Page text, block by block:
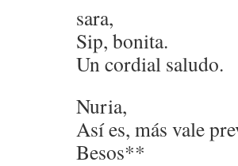
sara,
Sip, bonita.
Un cordial saludo.
Nuria,
Así es, más vale
Besos**